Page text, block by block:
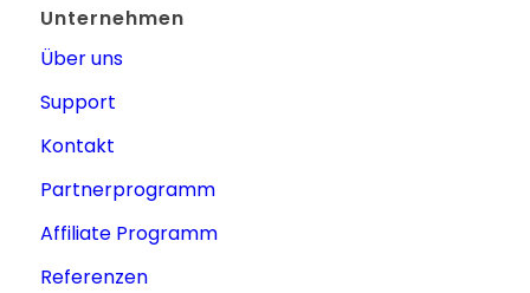
Unternehmen
Über uns
Support
Kontakt
Partnerprogramm
Affiliate Programm
Referenzen